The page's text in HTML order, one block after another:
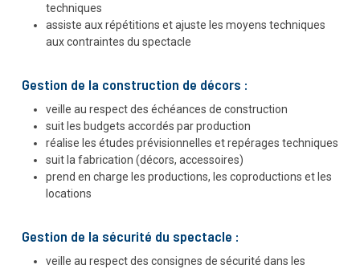
techniques
assiste aux répétitions et ajuste les moyens techniques
aux contraintes du spectacle
Gestion de la construction de décors :
veille au respect des échéances de construction
suit les budgets accordés par production
réalise les études prévisionnelles et repérages techniques
suit la fabrication (décors, accessoires)
prend en charge les productions, les coproductions et les
locations
Gestion de la sécurité du spectacle :
veille au respect des consignes de sécurité dans les